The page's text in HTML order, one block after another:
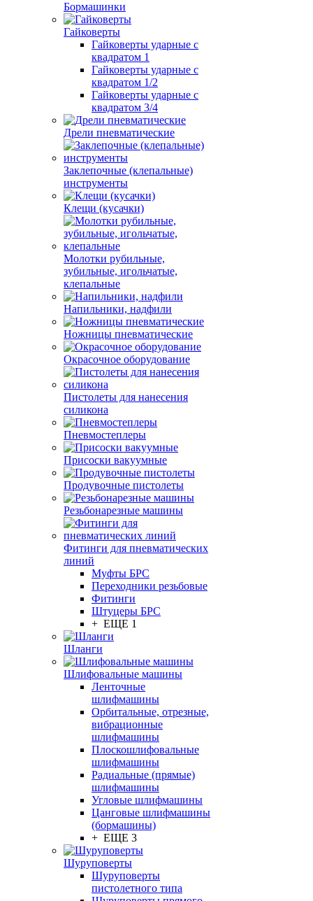
Бормашинки
Гайковерты
Гайковерты ударные с
квадратом 1
Гайковерты ударные с
квадратом 1/2
Гайковерты ударные с
квадратом 3/4
Дрели пневматические
Заклепочные (клепальные)
инструменты
Клещи (кусачки)
Молотки рубильные,
зубильные, игольчатые,
клепальные
Напильники, надфили
Ножницы пневматические
Окрасочное оборудование
Пистолеты для нанесения
силикона
Пневмостеплеры
Присоски вакуумные
Продувочные пистолеты
Резьбонарезные машины
Фитинги для пневматических
линий
Муфты БРС
Переходники резьбовые
Фитинги
Штуцеры БРС
+ ЕЩЕ 1
Шланги
Шлифовальные машины
Ленточные
шлифмашины
Орбитальные, отрезные,
вибрационные
шлифмашины
Плоскошлифовальные
шлифмашины
Радиальные (прямые)
шлифмашины
Угловые шлифмашины
Цанговые шлифмашины
(бормашины)
+ ЕЩЕ 3
Шуруповерты
Шуруповерты
пистолетного типа